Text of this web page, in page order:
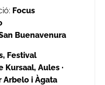
Focus
Buenavenura
Festival
Kursaal, Aules ·
Arbelo i Àgata